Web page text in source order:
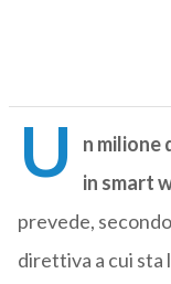
U
n milione
in smart
prevede,
direttiva a cui sta